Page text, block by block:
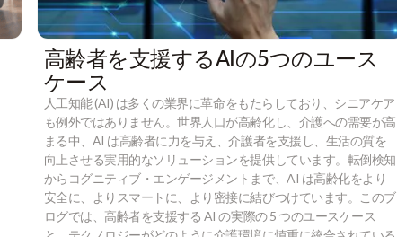
高齢者を支援するAIの5つのユース
ケース
人工知能 (AI) は多くの業界に革命をもたらしており、シニアケア
も例外ではありません。世界人口が高齢化し、介護への需要が高
まる中、AI は高齢者に力を与え、介護者を支援し、生活の質を
向上させる実用的なソリューションを提供しています。転倒検知
からコグニティブ・エンゲージメントまで、AI は高齢化をより
安全に、よりスマートに、より密接に結びつけています。このブ
ログでは、高齢者を支援する AI の実際の 5 つのユースケース